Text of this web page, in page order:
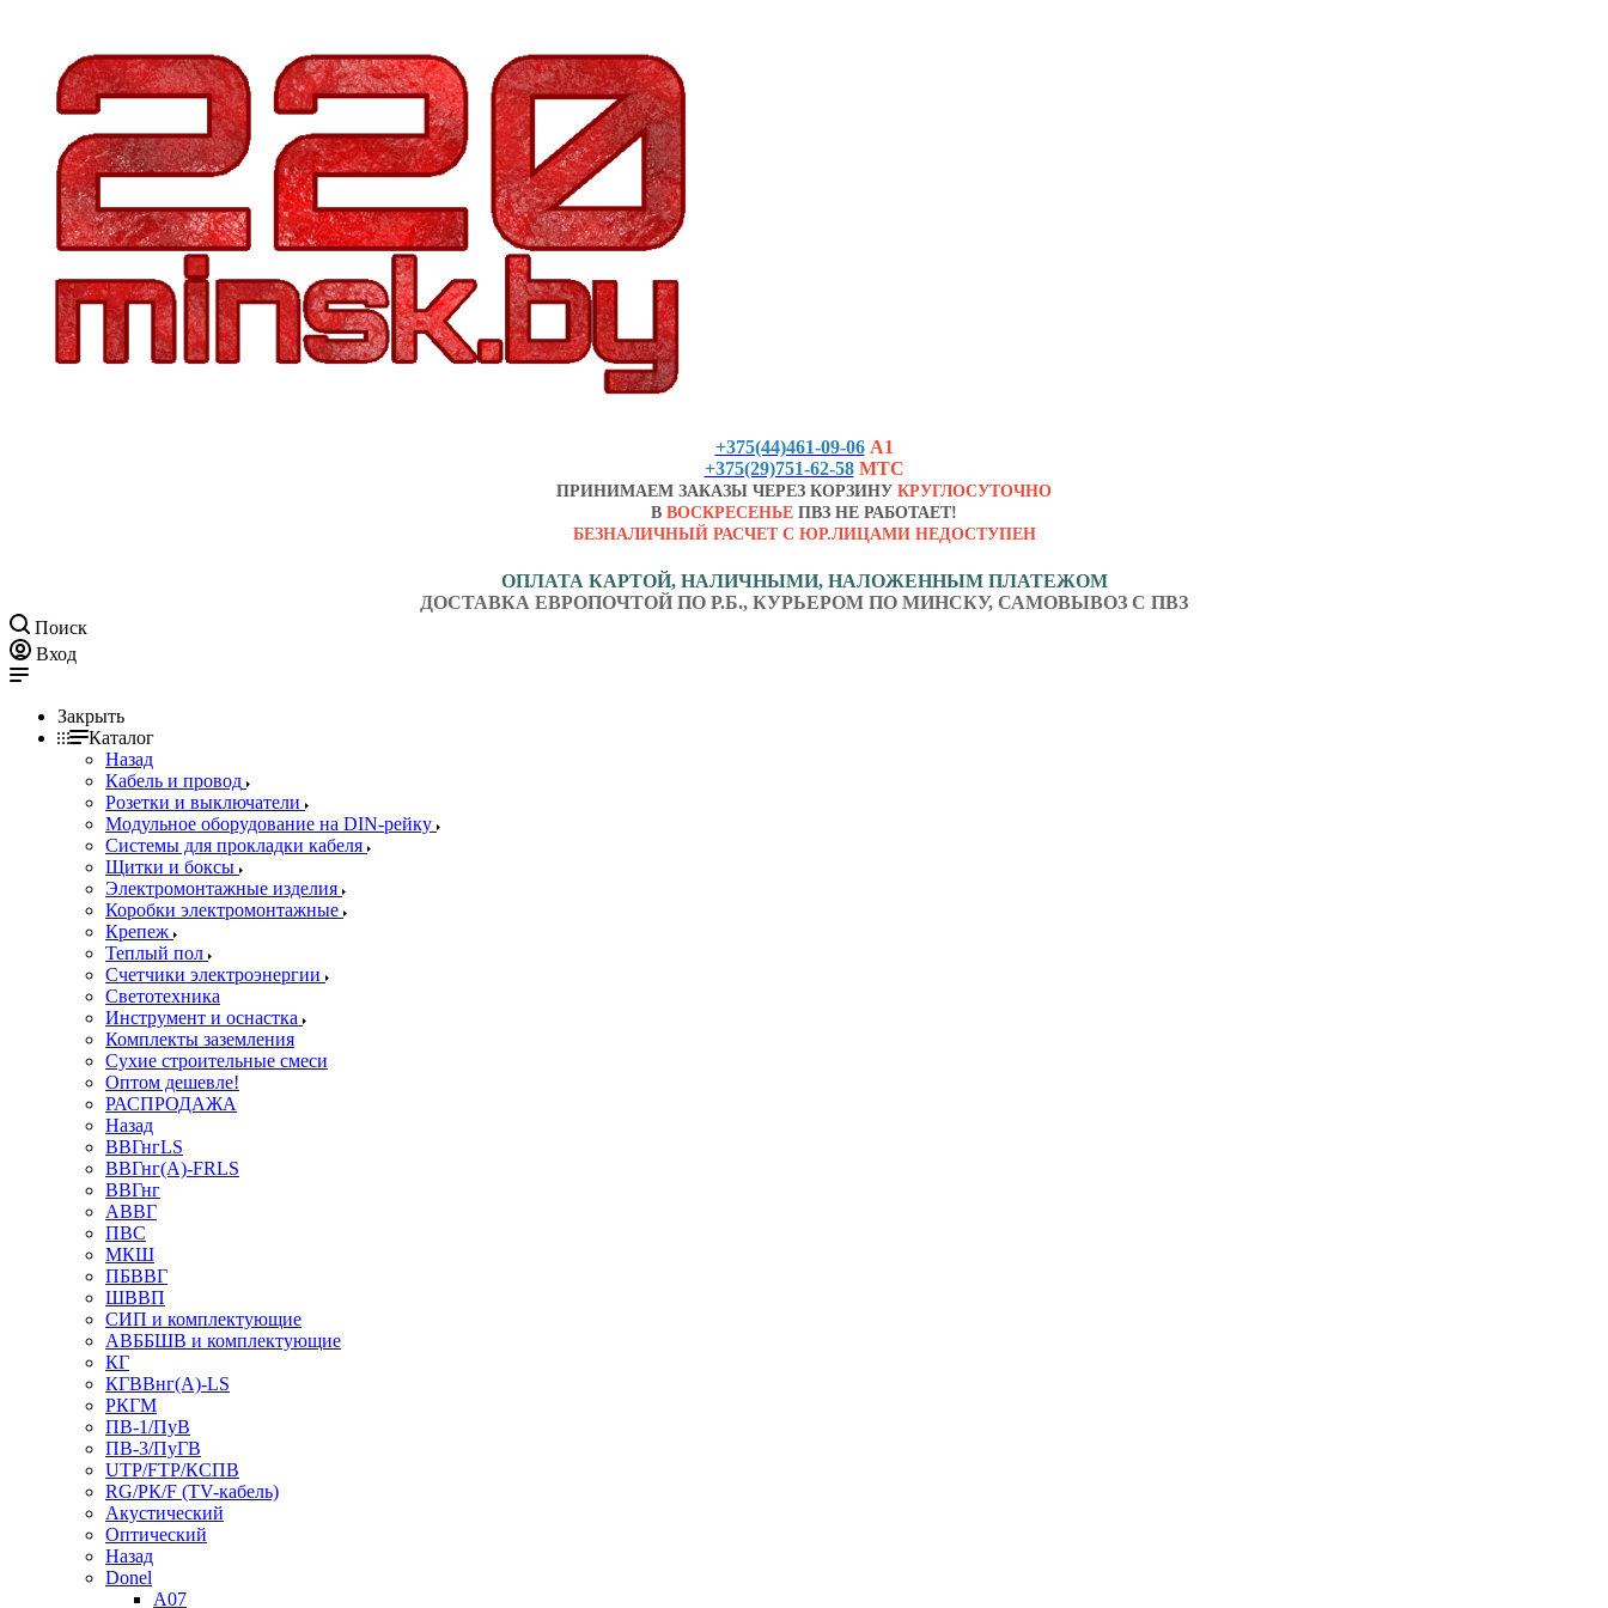
+375(44)461-09-06 А1
+375(29)751-62-58 МТС
ПРИНИМАЕМ ЗАКАЗЫ ЧЕРЕЗ КОРЗИНУ КРУГЛОСУТОЧНО
В ВОСКРЕСЕНЬЕ ПВЗ НЕ РАБОТАЕТ!
БЕЗНАЛИЧНЫЙ РАСЧЕТ С ЮР.ЛИЦАМИ НЕДОСТУПЕН
ОПЛАТА КАРТОЙ, НАЛИЧНЫМИ, НАЛОЖЕННЫМ ПЛАТЕЖОМ
ДОСТАВКА ЕВРОПОЧТОЙ ПО Р.Б., КУРЬЕРОМ ПО МИНСКУ, САМОВЫВОЗ С ПВЗ
Поиск
Вход
Закрыть
Каталог
Назад
Кабель и провод
Розетки и выключатели
Модульное оборудование на DIN-рейку
Системы для прокладки кабеля
Щитки и боксы
Электромонтажные изделия
Коробки электромонтажные
Крепеж
Теплый пол
Счетчики электроэнергии
Светотехника
Инструмент и оснастка
Комплекты заземления
Сухие строительные смеси
Оптом дешевле!
РАСПРОДАЖА
Назад
ВВГнгLS
ВВГнг(А)-FRLS
ВВГнг
АВВГ
ПВС
МКШ
ПБВВГ
ШВВП
СИП и комплектующие
АВББШВ и комплектующие
КГ
КГВВнг(А)-LS
РКГМ
ПВ-1/ПуВ
ПВ-3/ПуГВ
UTP/FTP/КСПВ
RG/РК/F (TV-кабель)
Акустический
Оптический
Назад
Donel
A07